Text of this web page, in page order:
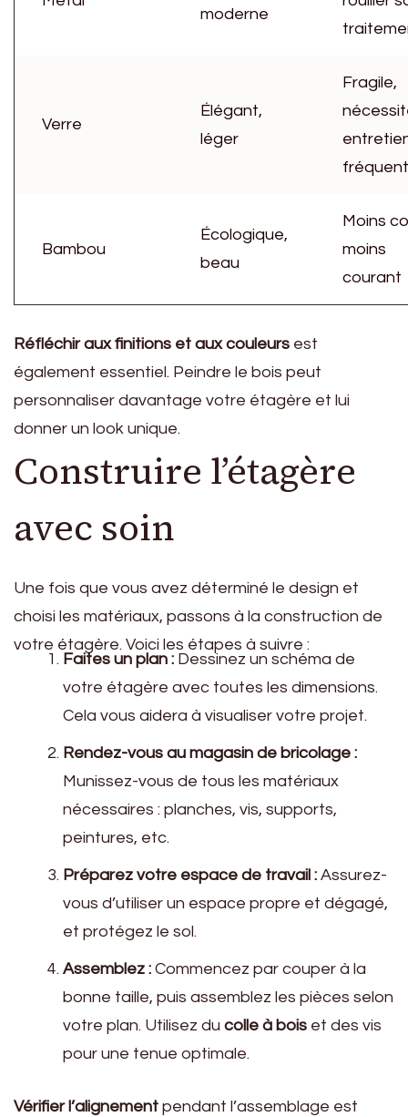
moderne
Verre
Élégant,
léger
Fragile,
fréquent
Bambou
Écologique,
beau
Moins
moins
courant
Réfléchir aux finitions et aux couleurs est
également essentiel. Peindre le bois peut
personnaliser davantage votre étagère et lui
donner un look unique.
Construire l’étagère
avec soin
Une fois que vous avez déterminé le design et
choisi les matériaux, passons à la construction de
votre étagère. Voici les étapes à suivre :
Faites un plan : Dessinez un schéma de
votre étagère avec toutes les dimensions.
Cela vous aidera à visualiser votre projet.
Rendez-vous au magasin de bricolage :
Munissez-vous de tous les matériaux
nécessaires : planches, vis, supports,
peintures, etc.
Préparez votre espace de travail : Assurez-
vous d’utiliser un espace propre et dégagé,
et protégez le sol.
Assemblez : Commencez par couper à la
bonne taille, puis assemblez les pièces selon
votre plan. Utilisez du colle à bois et des vis
pour une tenue optimale.
Vérifier l’alignement pendant l’assemblage est